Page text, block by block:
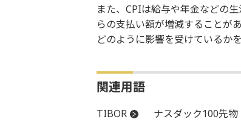
また、CPIは給与や年金などの
らの支払い額が増減することが
どのように影響を受けているか
関連用語
TIBOR ナスダック100先物